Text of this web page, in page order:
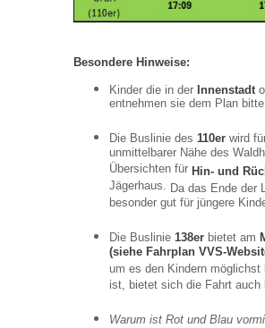
Besondere Hinweise:
Kinder die in der Innenstadt
entnehmen sie dem Plan
Die Buslinie des 110er wird
unmittelbarer Nähe des
Übersichten für Hin- und
Jägerhaus. Da das Ende der
besonder gut für jüngere
Die Buslinie 138er bietet am
(siehe Fahrplan VVS-
um es den Kindern
ist, bietet sich die Fahrt auch
Warum ist Rot und Blau